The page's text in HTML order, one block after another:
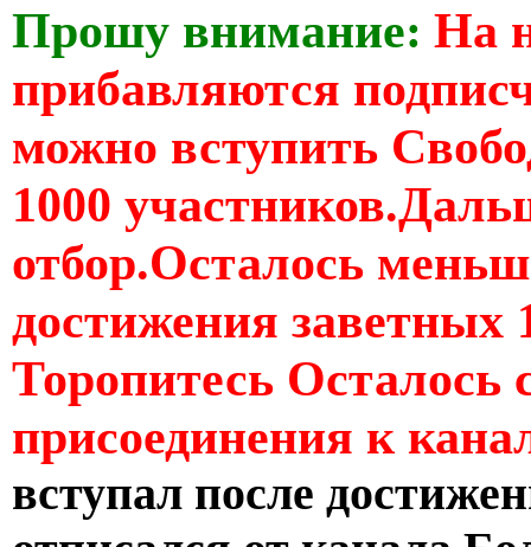
Прошу внимание: На
прибавляются
можно вступить
1000
отбор.Осталось
достижения заветных
Торопитесь Осталось
присоединения к
вступал после